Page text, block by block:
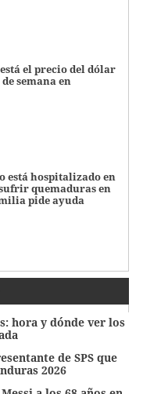
el precio del dólar
semana en
está hospitalizado en
quemaduras en
pide ayuda
hora y dónde ver los
de SPS que
2026